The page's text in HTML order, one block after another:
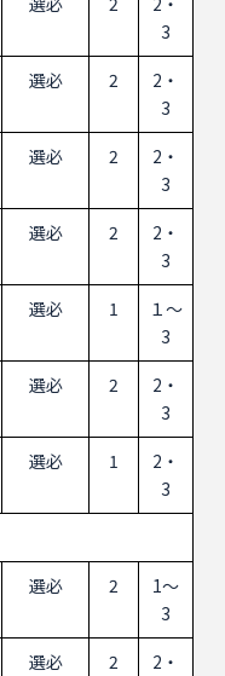
3
選必 2
2・
3
選必 2
2・
3
選必 2
2・
3
選必 1
１～
3
選必 2
2・
3
選必 1
2・
3
選必 2
1～
3
選必 2
2・